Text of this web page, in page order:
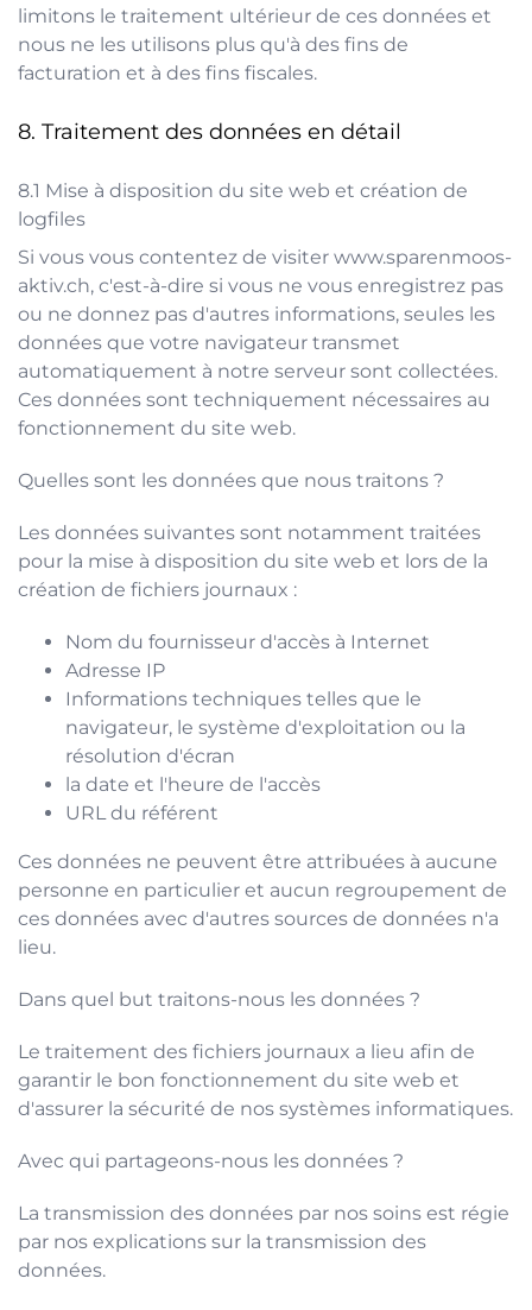
limitons le traitement ultérieur de ces données et
nous ne les utilisons plus qu'à des fins de
facturation et à des fins fiscales.
Traitement des données en détail
Mise à disposition du site web et création de
logfiles
Si vous vous contentez de visiter www.sparenmoos-
aktiv.ch, c'est-à-dire si vous ne vous enregistrez pas
ou ne donnez pas d'autres informations, seules les
données que votre navigateur transmet
automatiquement à notre serveur sont collectées.
Ces données sont techniquement nécessaires au
fonctionnement du site web.
Quelles sont les données que nous traitons ?
Les données suivantes sont notamment traitées
pour la mise à disposition du site web et lors de la
création de fichiers journaux :
Nom du fournisseur d'accès à Internet
Adresse IP
Informations techniques telles que le
navigateur, le système d'exploitation ou la
résolution d'écran
la date et l'heure de l'accès
URL du référent
Ces données ne peuvent être attribuées à aucune
personne en particulier et aucun regroupement de
ces données avec d'autres sources de données n'a
lieu.
Dans quel but traitons-nous les données ?
Le traitement des fichiers journaux a lieu afin de
garantir le bon fonctionnement du site web et
d'assurer la sécurité de nos systèmes informatiques.
Avec qui partageons-nous les données ?
La transmission des données par nos soins est régie
par nos explications sur la transmission des
données.